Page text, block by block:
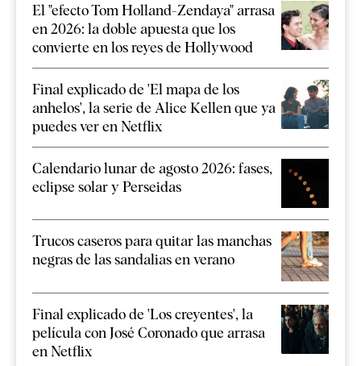
El "efecto Tom Holland-Zendaya" arrasa
en 2026: la doble apuesta que los
convierte en los reyes de Hollywood
Final explicado de 'El mapa de los
anhelos', la serie de Alice Kellen que ya
puedes ver en Netflix
Calendario lunar de agosto 2026: fases,
eclipse solar y Perseidas
Trucos caseros para quitar las manchas
negras de las sandalias en verano
Final explicado de 'Los creyentes', la
película con José Coronado que arrasa
en Netflix